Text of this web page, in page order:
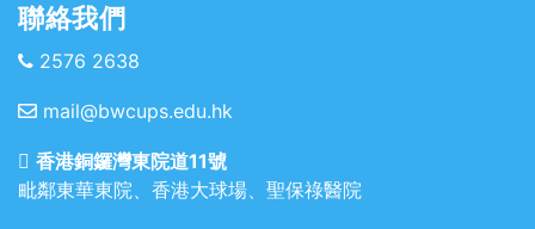
聯絡我們
2576 2638
mail@bwcups.edu.hk
香港銅鑼灣東院道11號
毗鄰東華東院、香港大球場、聖保祿醫院